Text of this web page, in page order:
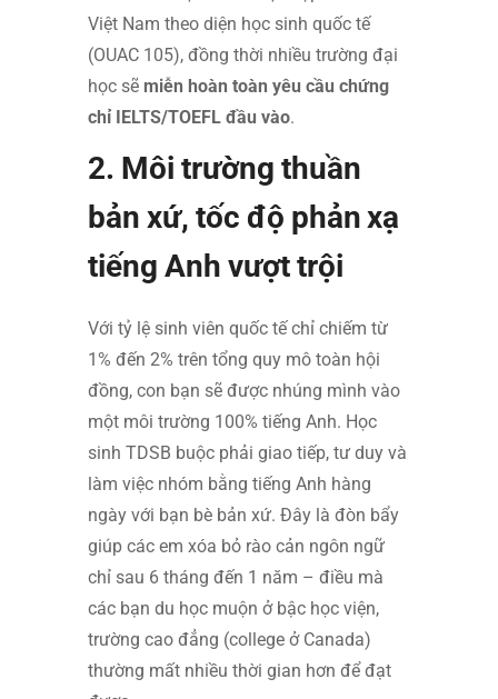
Việt Nam theo diện học sinh quốc tế
(OUAC 105), đồng thời nhiều trường đại
học sẽ miễn hoàn toàn yêu cầu chứng
chỉ IELTS/TOEFL đầu vào.
2. Môi trường thuần
bản xứ, tốc độ phản xạ
tiếng Anh vượt trội
Với tỷ lệ sinh viên quốc tế chỉ chiếm từ
1% đến 2% trên tổng quy mô toàn hội
đồng, con bạn sẽ được nhúng mình vào
một môi trường 100% tiếng Anh. Học
sinh TDSB buộc phải giao tiếp, tư duy và
làm việc nhóm bằng tiếng Anh hàng
ngày với bạn bè bản xứ. Đây là đòn bẩy
giúp các em xóa bỏ rào cản ngôn ngữ
chỉ sau 6 tháng đến 1 năm – điều mà
các bạn du học muộn ở bậc học viện,
trường cao đẳng (college ở Canada)
thường mất nhiều thời gian hơn để đạt